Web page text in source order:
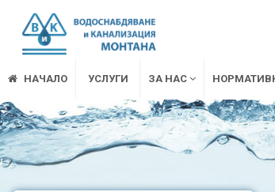
НАЧАЛО УСЛУГИ ЗА НАС